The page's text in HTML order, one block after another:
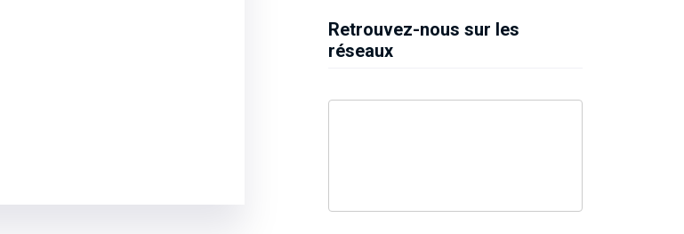
Retrouvez-nous sur les
réseaux